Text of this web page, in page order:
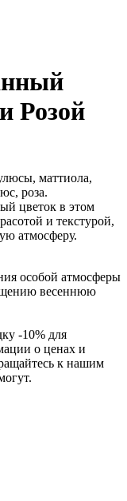
Розой
маттиола,
роза.
цветок в этом
и текстурой,
атмосферу.
особой атмосферы
весеннюю
-10% для
о ценах и
к нашим